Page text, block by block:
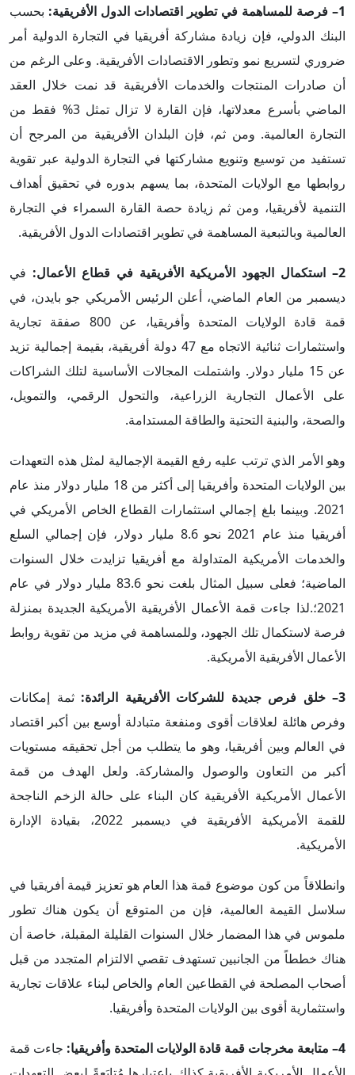
1– فرصة للمساهمة في تطوير اقتصادات الدول الأفريقية:
بحسب
البنك الدولي، فإن زيادة مشاركة أفريقيا في التجارة الدولية أمر
ضروري لتسريع نمو وتطور الاقتصادات الأفريقية. وعلى الرغم من
أن صادرات المنتجات والخدمات الأفريقية قد نمت خلال العقد
الماضي بأسرع معدلاتها، فإن القارة لا تزال تمثل 3% فقط من
التجارة العالمية. ومن ثم، فإن البلدان الأفريقية من المرجح أن
تستفيد من توسيع وتنويع مشاركتها في التجارة الدولية عبر تقوية
روابطها مع الولايات المتحدة، بما يسهم بدوره في تحقيق أهداف
التنمية لأفريقيا، ومن ثم زيادة حصة القارة السمراء في التجارة
العالمية وبالتبعية المساهمة في تطوير اقتصادات الدول الأفريقية.
2– استكمال الجهود الأمريكية الأفريقية في قطاع الأعمال:
في
ديسمبر من العام الماضي، أعلن الرئيس الأمريكي جو بايدن، في
قمة قادة الولايات المتحدة وأفريقيا، عن 800 صفقة تجارية
واستثمارات ثنائية الاتجاه مع 47 دولة أفريقية، بقيمة إجمالية تزيد
عن 15 مليار دولار. واشتملت المجالات الأساسية لتلك الشراكات
على الأعمال التجارية الزراعية، والتحول الرقمي، والتمويل،
والصحة، والبنية التحتية والطاقة المستدامة.
وهو الأمر الذي ترتب عليه رفع القيمة الإجمالية لمثل هذه التعهدات
بين الولايات المتحدة وأفريقيا إلى أكثر من 18 مليار دولار منذ عام
2021. وبينما بلغ إجمالي استثمارات القطاع الخاص الأمريكي في
أفريقيا منذ عام 2021 نحو 8.6 مليار دولار، فإن إجمالي السلع
والخدمات الأمريكية المتداولة مع أفريقيا تزايدت خلال السنوات
الماضية؛ فعلى سبيل المثال بلغت نحو 83.6 مليار دولار في عام
2021؛.لذا جاءت قمة الأعمال الأفريقية الأمريكية الجديدة بمنزلة
فرصة لاستكمال تلك الجهود، وللمساهمة في مزيد من تقوية روابط
الأعمال الأفريقية الأمريكية.
3– خلق فرص جديدة للشركات الأفريقية الرائدة:
ثمة إمكانات
وفرص هائلة لعلاقات أقوى ومنفعة متبادلة أوسع بين أكبر اقتصاد
في العالم وبين أفريقيا، وهو ما يتطلب من أجل تحقيقه مستويات
أكبر من التعاون والوصول والمشاركة. ولعل الهدف من قمة
الأعمال الأمريكية الأفريقية كان البناء على حالة الزخم الناجحة
للقمة الأمريكية الأفريقية في ديسمبر 2022، بقيادة الإدارة
الأمريكية.
وانطلاقاً من كون موضوع قمة هذا العام هو تعزيز قيمة أفريقيا في
سلاسل القيمة العالمية، فإن من المتوقع أن يكون هناك تطور
ملموس في هذا المضمار خلال السنوات القليلة المقبلة، خاصة أن
هناك خططاً من الجانبين تستهدف تقصي الالتزام المتجدد من قبل
أصحاب المصلحة في القطاعين العام والخاص لبناء علاقات تجارية
واستثمارية أقوى بين الولايات المتحدة وأفريقيا.
4– متابعة مخرجات قمة قادة الولايات المتحدة وأفريقيا:
جاءت قمة